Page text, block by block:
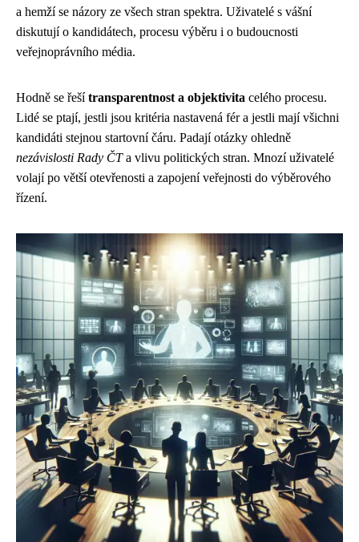
a hemží se názory ze všech stran spektra. Uživatelé s vášní
diskutují o kandidátech, procesu výběru i o budoucnosti
veřejnoprávního média.
Hodně se řešítransparentnost a objektivita celého procesu.
Lidé se ptají, jestli jsou kritéria nastavená fér a jestli mají všichni
kandidáti stejnou startovní čáru. Padají otázky ohledně
nezávislosti Rady ČTa vlivu politických stran. Mnozí uživatelé
volají po větší otevřenosti a zapojení veřejnosti do výběrového
řízení.